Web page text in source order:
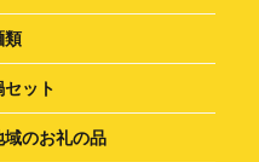
類
セット
域のお礼の品